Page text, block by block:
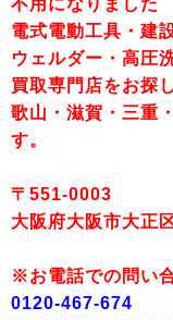
不用になりまし
電式電動工具・建
ウェルダー・高圧
買取専門店をお探
歌山・滋賀・三重
す。
〒551-0003
大阪府大阪市大正
※お電話での問い
0120-467-674